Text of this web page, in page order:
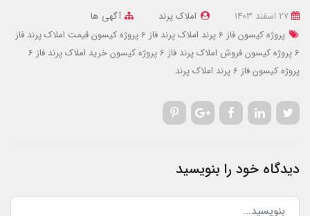
املاک پرند
آگهی ها
پروژه کیسون فاز 6 پرند
املاک پرند فاز 6 پروژه کیسون
قیمت املاک پرند فاز
6 پروژه کیسون
فروش املاک پرند فاز 6 پروژه کیسون
خرید املاک پرند فاز 6
پروژه کیسونفاز 6 پرند املاک پرند
دیدگاه خود را بنویسید